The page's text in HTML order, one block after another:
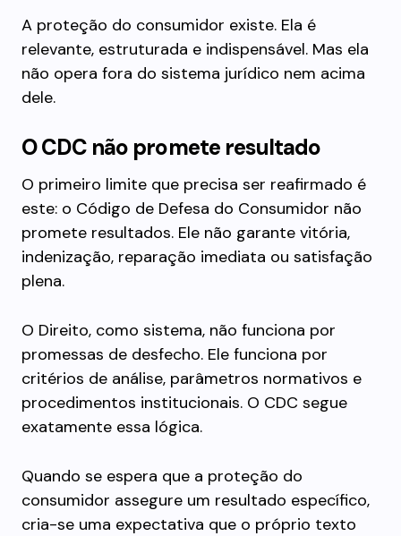
A proteção do consumidor existe. Ela é
relevante, estruturada e indispensável. Mas ela
não opera fora do sistema jurídico nem acima
dele.
O CDC não promete resultado
O primeiro limite que precisa ser reafirmado é
este: o Código de Defesa do Consumidor não
promete resultados. Ele não garante vitória,
indenização, reparação imediata ou satisfação
plena.
O Direito, como sistema, não funciona por
promessas de desfecho. Ele funciona por
critérios de análise, parâmetros normativos e
procedimentos institucionais. O CDC segue
exatamente essa lógica.
Quando se espera que a proteção do
consumidor assegure um resultado específico,
cria-se uma expectativa que o próprio texto